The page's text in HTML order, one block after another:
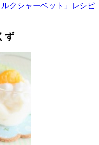
クシャーベット」レシピ
ず